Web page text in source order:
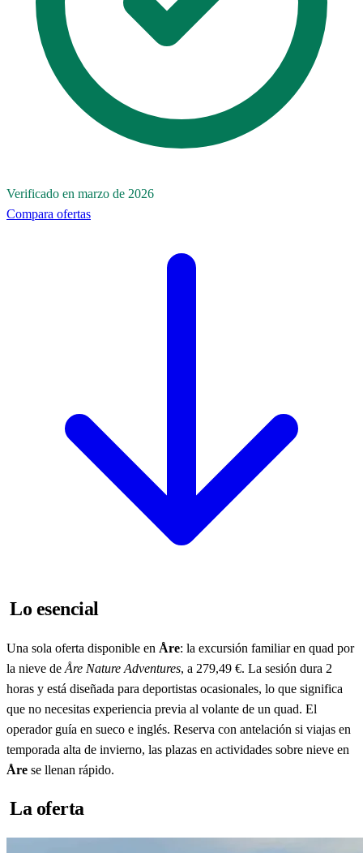
Verificado en marzo de 2026
Compara ofertas
Lo esencial
Una sola oferta disponible en Åre: la excursión familiar en quad por
la nieve de Åre Nature Adventures, a 279,49 €. La sesión dura 2
horas y está diseñada para deportistas ocasionales, lo que significa
que no necesitas experiencia previa al volante de un quad. El
operador guía en sueco e inglés. Reserva con antelación si viajas en
temporada alta de invierno, las plazas en actividades sobre nieve en
Åre se llenan rápido.
La oferta